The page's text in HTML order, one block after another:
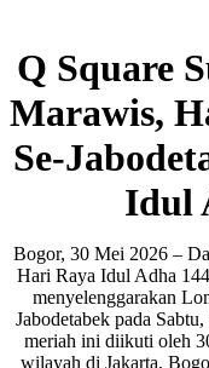
Q Square
Marawis,
Se-
Idul
Bogor, 30 Mei 2026 –
Hari Raya Idul Adha
menyelenggarakan
Jabodetabek pada
meriah ini diikuti oleh
wilayah di Jakarta,